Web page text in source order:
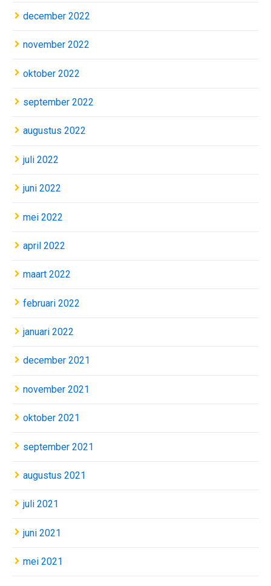
december 2022
november 2022
oktober 2022
september 2022
augustus 2022
juli 2022
juni 2022
mei 2022
april 2022
maart 2022
februari 2022
januari 2022
december 2021
november 2021
oktober 2021
september 2021
augustus 2021
juli 2021
juni 2021
mei 2021